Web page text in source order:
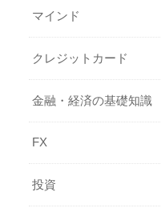
マインド
クレジットカード
金融・経済の基礎知識
FX
投資